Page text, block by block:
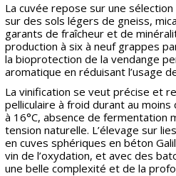
La cuvée repose sur une
sur des sols légers de gneiss,
garants de fraîcheur et de
production à six à neuf grappes
la bioprotection de la vendange
aromatique en réduisant l’usage
La vinification se veut précise et
pelliculaire à froid durant au
à 16°C, absence de fermentation
tension naturelle. L’élevage sur
en cuves sphériques en béton
vin de l’oxydation, et avec des
une belle complexité et de la